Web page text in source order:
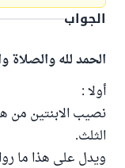
الجواب
الحمد لله والصلاة
أولا :
نصيب الابنتين من
الثلث.